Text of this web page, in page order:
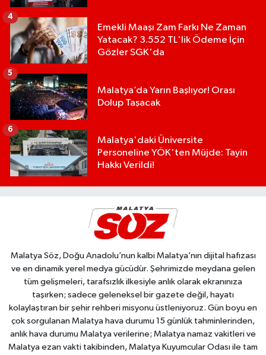
Emekli Maaşı Zam Farkı Ne Zaman
Yatacak? 3.552 TL'lik Ödeme İçin
Gözler SGK'da
4
Malatya’da Yarın Başlıyor! Orası
Dolup Taşacak
5
Malatya'daki Üniversite
Personeline YÖK'ten Müjde: Tayin
Hakkı Verildi!
6
Malatya Söz, Doğu Anadolu’nun kalbi Malatya’nın dijital hafızası
ve en dinamik yerel medya gücüdür. Şehrimizde meydana gelen
tüm gelişmeleri, tarafsızlık ilkesiyle anlık olarak ekranınıza
taşırken; sadece geleneksel bir gazete değil, hayatı
kolaylaştıran bir şehir rehberi misyonu üstleniyoruz. Gün boyu en
çok sorgulanan Malatya hava durumu 15 günlük tahminlerinden,
anlık hava durumu Malatya verilerine; Malatya namaz vakitleri ve
Malatya ezan vakti takibinden, Malatya Kuyumcular Odası ile tam